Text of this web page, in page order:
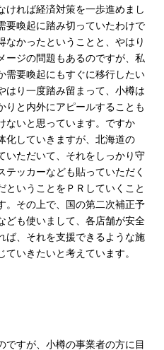
れば経済対策を一歩進めまし
要喚起に踏み切っていたわけで
かったということと、やはり
ージの問題もあるのですが、私
需要喚起にもすぐに移行したい
はり一度踏み留まって、小樽は
と内外にアピールすることも
ないと思っています。ですか
化していきますが、北海道の
いただいて、それをしっかり守
ッカーなども貼っていただく
ということをＰＲしていくこと
。その上で、国の第二次補正予
ども使いまして、各店舗が安全
ば、それを支援できるような施
いきたいと考えています。
すが、小樽の事業者の方に目